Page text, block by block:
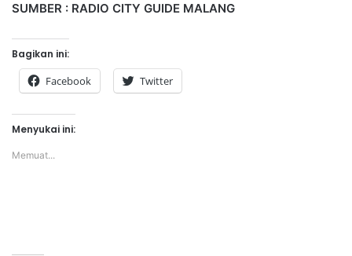
SUMBER : RADIO CITY GUIDE MALANG
Bagikan ini:
Facebook Twitter
Menyukai ini:
Memuat...